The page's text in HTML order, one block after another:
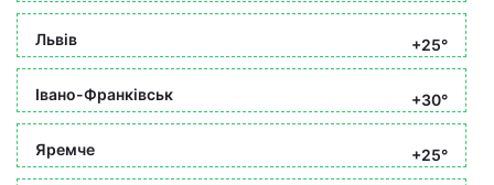
Львів +25°
Івано-Франківськ +30°
Яремче +25°